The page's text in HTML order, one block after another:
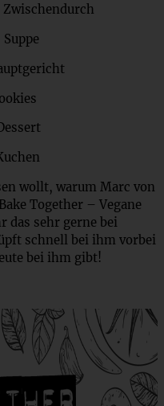
wollt, warum Marc von
Together – Vegane
das sehr gerne bei
schnell bei ihm vorbei
bei ihm gibt!